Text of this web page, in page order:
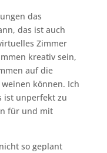
das
das ist auch
Zimmer
kreativ sein,
auf die
können. Ich
ist unperfekt zu
für und mit
so geplant